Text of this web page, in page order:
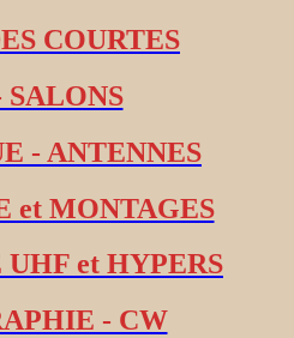
COURTES
SALONS
- ANTENNES
et MONTAGES
et HYPERS
- CW